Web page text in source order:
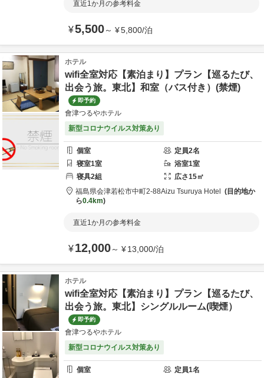
直近1か月の参考料金
¥5,500～ ¥5,800/泊
ホテル
wifi全室対応【素泊まり】プラン【巡るたび、
出会う旅。東北】和室（バス付き）(禁煙)
即予約
會津つるやホテル
新型コロナウイルス対策あり
個室 定員2名
寝室1室 浴室1室
寝具2組 広さ15㎡
福島県会津若松市中町2-88Aizu Tsuruya Hotel
目的地か
ら0.4km
直近1か月の参考料金
¥12,000～ ¥13,000/泊
ホテル
wifi全室対応【素泊まり】プラン【巡るたび、
出会う旅。東北】シングルルーム(喫煙）
即予約
會津つるやホテル
新型コロナウイルス対策あり
個室 定員1名